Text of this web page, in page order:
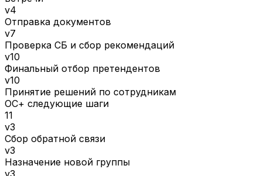
v4
Отправка документов
v7
Проверка СБ и сбор рекомендаций
v10
Финальный отбор претендентов
v10
Принятие решений по сотрудникам
ОС+ следующие шаги
11
v3
Сбор обратной связи
v3
Назначение новой группы
v3